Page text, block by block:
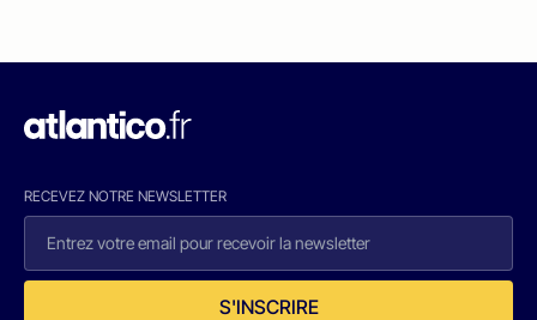
RECEVEZ NOTRE NEWSLETTER
S'INSCRIRE